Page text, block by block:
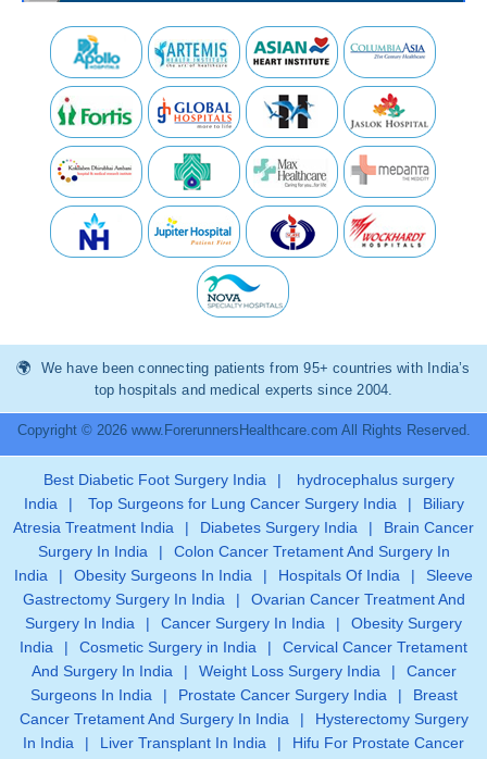
We have been connecting patients from 95+ countries with India’s
top hospitals and medical experts since 2004.
Copyright © 2026 www.ForerunnersHealthcare.com All Rights Reserved.
Best Diabetic Foot Surgery India |
hydrocephalus surgery
India
| Top Surgeons for Lung Cancer Surgery India |
Biliary
Atresia Treatment India
| Diabetes Surgery India |
Brain Cancer
Surgery In India
|
Colon Cancer Tretament And Surgery In
India
| Obesity Surgeons In India | Hospitals Of India |
Sleeve
Gastrectomy Surgery In India
|
Ovarian Cancer Treatment And
Surgery In India
| Cancer Surgery In India |
Obesity Surgery
India
| Cosmetic Surgery in India |
Cervical Cancer Tretament
And Surgery In India
| Weight Loss Surgery India |
Cancer
Surgeons In India
| Prostate Cancer Surgery India |
Breast
Cancer Tretament And Surgery In India
|
Hysterectomy Surgery
In India
| Liver Transplant In India |
Hifu For Prostate Cancer